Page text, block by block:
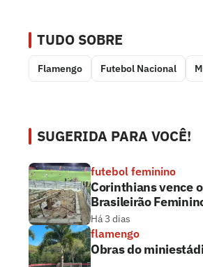
TUDO SOBRE
Flamengo Futebol Nacional
SUGERIDA PARA VOCÊ!
futebol feminino
Corinthians vence
Brasileirão
Há 3 dias
flamengo
Obras do